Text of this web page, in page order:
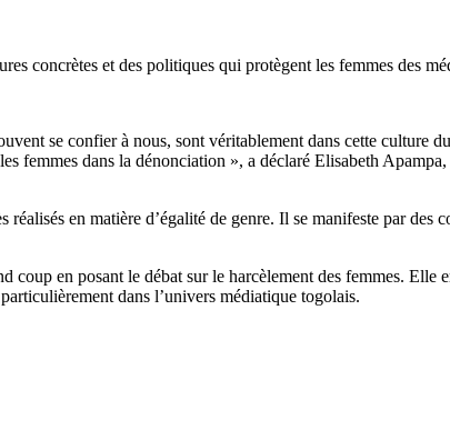
concrètes et des politiques qui protègent les femmes des
se confier à nous, sont véritablement dans cette culture
femmes dans la dénonciation », a déclaré Elisabeth Apampa
réalisés en matière d’égalité de genre. Il se manifeste par des
coup en posant le débat sur le harcèlement des femmes. Elle
dans l’univers médiatique togolais.